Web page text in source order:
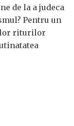
de la a judeca
Pentru un
riturilor